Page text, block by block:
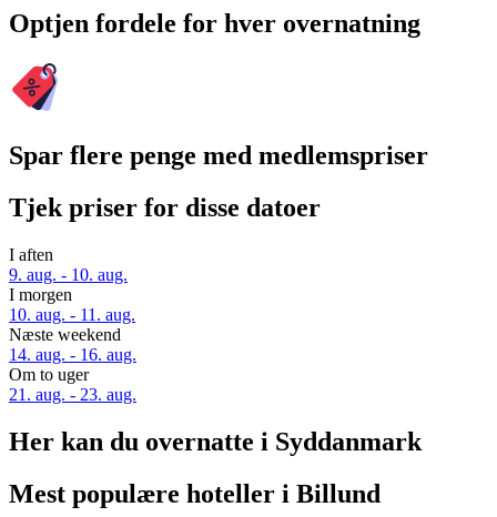
Optjen fordele for hver overnatning
Spar flere penge med medlemspriser
Tjek priser for disse datoer
I aften
9. aug. - 10. aug.
I morgen
10. aug. - 11. aug.
Næste weekend
14. aug. - 16. aug.
Om to uger
21. aug. - 23. aug.
Her kan du overnatte i Syddanmark
Mest populære hoteller i Billund